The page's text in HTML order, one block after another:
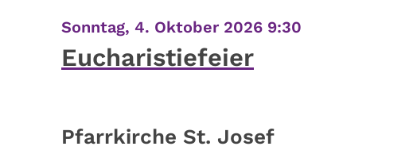
Sonntag, 4. Oktober 2026 9:30
Eucharistiefeier
Pfarrkirche St. Josef